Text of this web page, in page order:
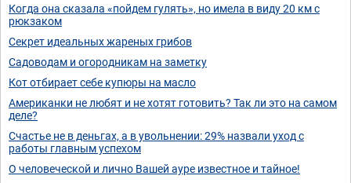
Когда она сказала «пойдем гулять», но имела в виду 20 км с
рюкзаком
Секрет идеальных жареных грибов
Садоводам и огородникам на заметку
Кот отбирает себе купюры на масло
Американки не любят и не хотят готовить? Так ли это на самом
деле?
Счастье не в деньгах, а в увольнении: 29% назвали уход с
работы главным успехом
О человеческой и лично Вашей ауре известное и тайное!